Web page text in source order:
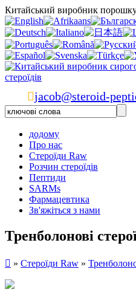
Китайський виробник порошку
jacob@steroid-
додому
Про нас
Стероїди Raw
Розчин стероїдів
Пептиди
SARMs
Фармацевтика
Зв'яжіться з нами
Тренболонові
 » Стероїди Raw »